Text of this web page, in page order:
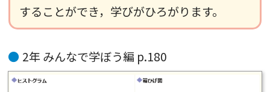
することができ，学びがひろがります。
2年 みんなで学ぼう編 p.180